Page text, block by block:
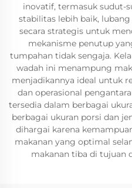
inovatif, termasuk sudut-
stabilitas lebih baik,
secara strategis untuk
mekanisme penutup
tumpahan tidak sengaja.
wadah ini menampung
menjadikannya ideal untuk
dan operasional
tersedia dalam berbagai
berbagai ukuran porsi dan
dihargai karena
makanan yang optimal
makanan tiba di tujuan